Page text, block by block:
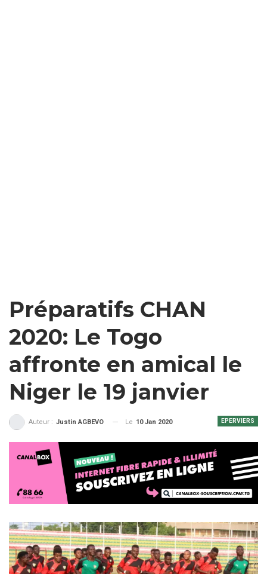
Préparatifs CHAN
2020: Le Togo
affronte en amical le
Niger le 19 janvier
EPERVIERS
Auteur : Justin AGBEVO Le 10 Jan 2020